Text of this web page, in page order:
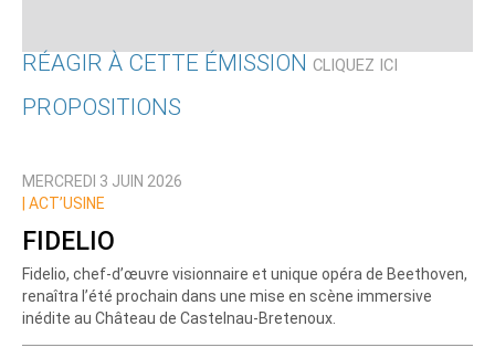
RÉAGIR À CETTE ÉMISSION CLIQUEZ ICI
Nom
Courriel (non publié)
PROPOSITIONS
MERCREDI 3 JUIN 2026
ACT’USINE
FIDELIO
Fidelio, chef-d’œuvre visionnaire et unique opéra de Beethoven,
renaîtra l’été prochain dans une mise en scène immersive
inédite au Château de Castelnau-Bretenoux.